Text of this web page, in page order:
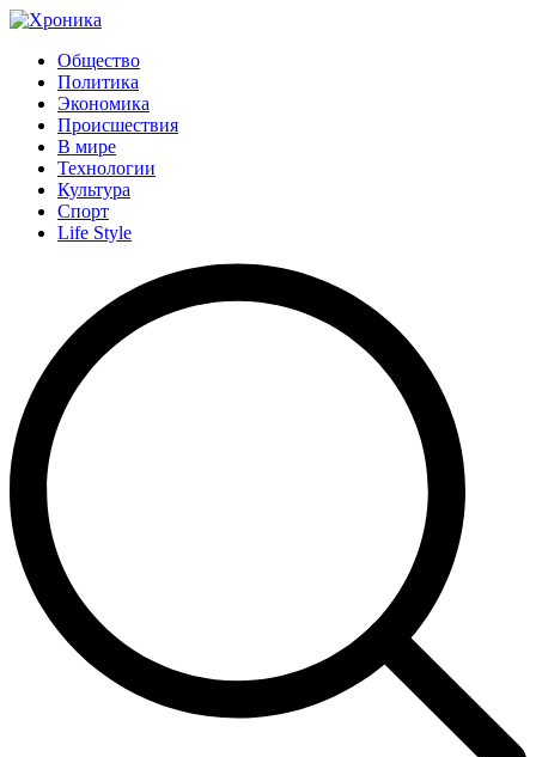
Общество
Политика
Экономика
Происшествия
В мире
Технологии
Культура
Спорт
Life Style